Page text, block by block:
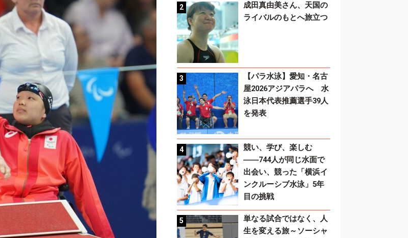
成田真由美さん、天国の
ライバルのもとへ旅立つ
【パラ水泳】愛知・名古
屋2026アジアパラへ 水
泳日本代表推薦選手39人
を発表
競い、学び、楽しむ
――744人が同じ水面で
出会い、競った「横浜イ
ンクルーシブ水泳」5年
目の挑戦
単なる試合ではなく、人
生を変える旅～ソーシャ